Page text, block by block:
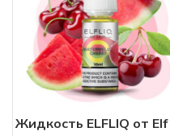
Жидкость ELFLIQ от Elf